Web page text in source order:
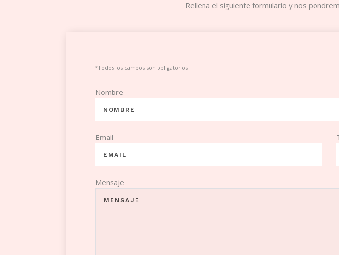
Rellena el siguiente formulario y nos
*Todos los campos son obligatorios
Nombre
Email
Mensaje